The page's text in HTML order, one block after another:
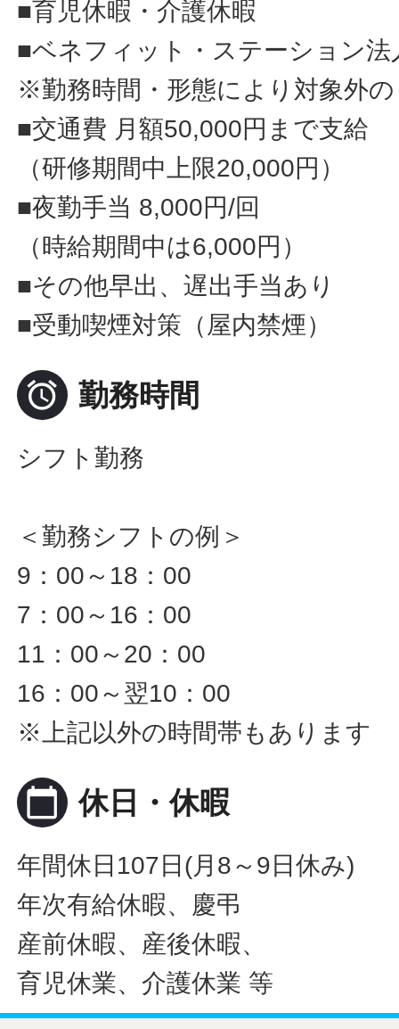
■育児休暇・介護休暇
■ベネフィット・ステーション法
※勤務時間・形態により対象外
■交通費 月額50,000円まで支給
（研修期間中上限20,000円）
■夜勤手当 8,000円/回
（時給期間中は6,000円）
■その他早出、遅出手当あり
■受動喫煙対策（屋内禁煙）
 勤務時間
シフト勤務
＜勤務シフトの例＞
9：00～18：00
7：00～16：00
11：00～20：00
16：00～翌10：00
※上記以外の時間帯もあります
calendar_today 休日・休暇
年間休日107日(月8～9日休み)
年次有給休暇、慶弔
産前休暇、産後休暇、
育児休業、介護休業 等